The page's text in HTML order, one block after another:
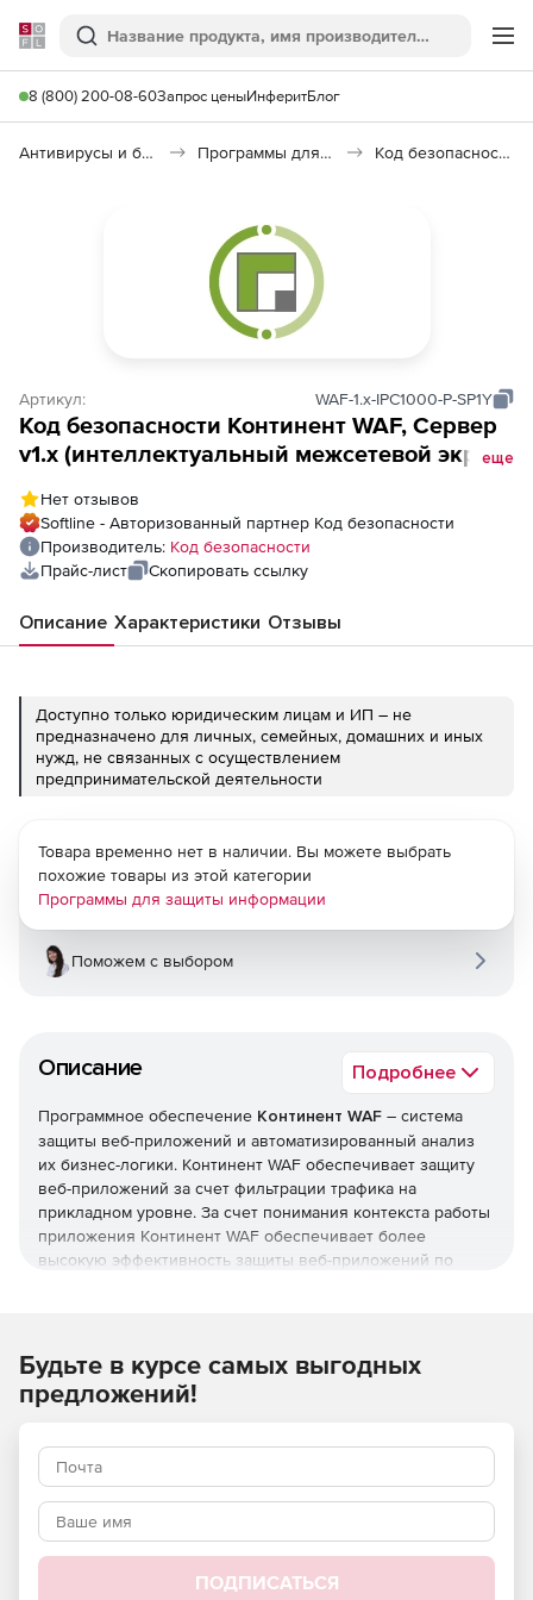
Softline
Поиск
8 (800) 200-08-60Запрос ценыИнферитБлог
Антивирусы и безопасность Программы для защиты информации Код безопасности: Континент WAF
Артикул: WAF-1.x-IPC1000-P-SP1Y
Код безопасности Континент WAF, Сервер
v1.x (интеллектуальный межсетевой экран,
Профессиональная
еще
Нет отзывов
Softline - Авторизованный партнер Код безопасности
Производитель: Код безопасности
Прайс-лист
Скопировать ссылку
Описание Характеристики Отзывы
Доступно только юридическим лицам и ИП – не
предназначено для личных, семейных, домашних и иных
нужд, не связанных с осуществлением
предпринимательской деятельности
Описание Подробнее
Программное обеспечение Континент WAF – система
защиты веб-приложений и автоматизированный анализ
их бизнес-логики. Континент WAF обеспечивает защиту
веб-приложений за счет фильтрации трафика на
прикладном уровне. За счет понимания контекста работы
приложения Континент WAF обеспечивает более
высокую эффективность защиты веб-приложений по
Анализ трафика
Валидация протокола HTTP.
Синтаксический анализ запросов и ответов.
Товара временно нет в наличии. Вы можете выбрать
похожие товары из этой категории
Программы для защиты информации
Поможем с выбором
Будьте в курсе самых выгодных
предложений!
ПОДПИСАТЬСЯ